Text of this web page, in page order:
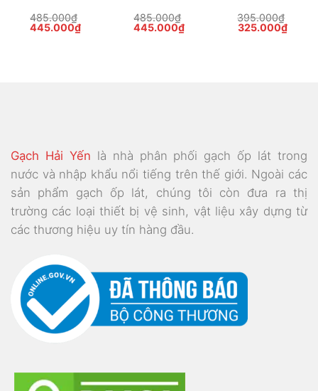
485.000₫
Giá
445.000₫Giá
hiện
485.000₫
Giá
445.000₫Giá
hiện
395.000₫
Giá
325.000₫Giá
hiện
Gạch Hải Yến là nhà phân phối gạch ốp lát trong
nước và nhập khẩu nổi tiếng trên thế giới. Ngoài các
sản phẩm gạch ốp lát, chúng tôi còn đưa ra thị
trường các loại thiết bị vệ sinh, vật liệu xây dựng từ
các thương hiệu uy tín hàng đầu.